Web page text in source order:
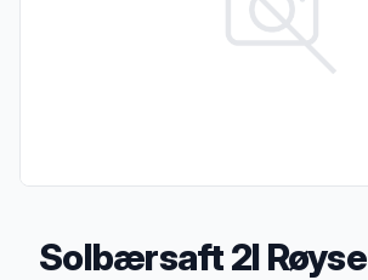
Solbærsaft 2l Røyse